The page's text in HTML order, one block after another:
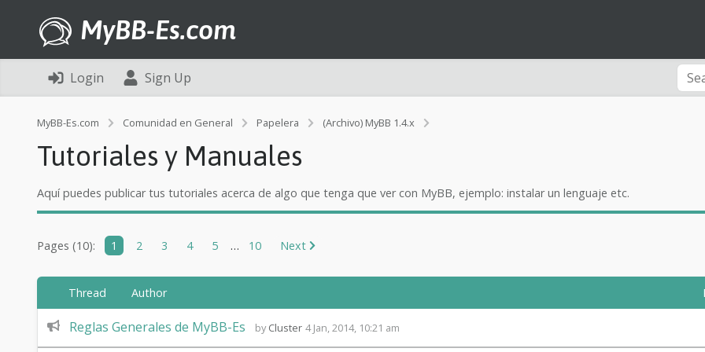
MyBB-Es.com
Login
Sign Up
MyBB-Es.com Comunidad en General Papelera (Archivo) MyBB 1.4.x
i
a
a
Tutoriales y Manuales
Aquí puedes publicar tus tutoriales acerca de algo que tenga que ver con MyBB, ejemplo: instalar un lenguaje etc.
Pages (10): 1 2 3 4 5 … 10 Next
Thread Author
Reglas Generales de MyBB-Es byCluster 4 Jan, 2014, 10:21 am